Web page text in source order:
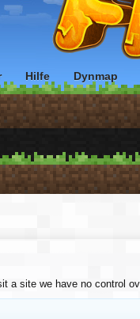
a site we have no control
Hilfe Dynmap